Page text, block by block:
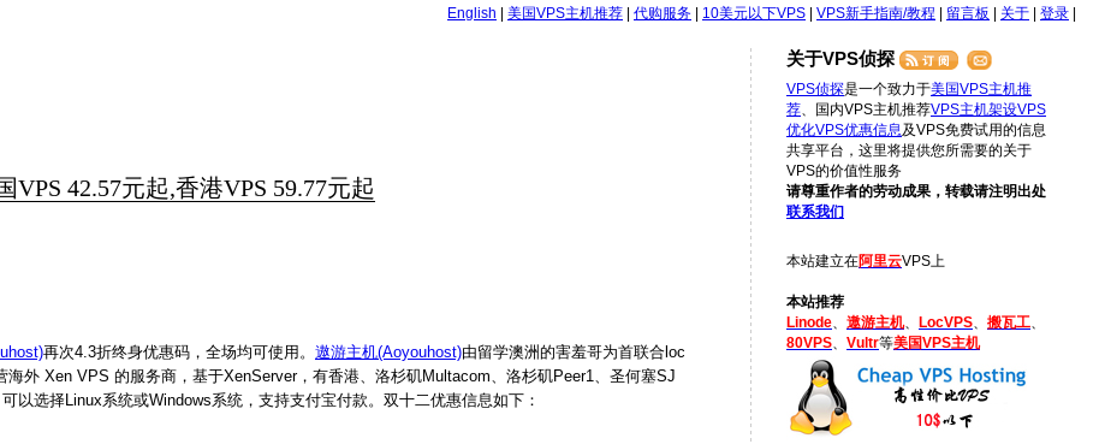
English 美国VPS主机推荐 代购服务 10美元以下VPS VPS新手指南/教程 留言板 关于 登录
42.57元起,香港VPS 59.77元起
再次4.3折终身优惠码，全场均可使用。 遨游主机(Aoyouhost)由留学澳洲的害羞哥为首联合loc
外 Xen VPS 的服务商，基于XenServer，有香港、洛杉矶Multacom、洛杉矶Peer1、圣何塞SJ
以选择Linux系统或Windows系统，支持支付宝付款。双十二优惠信息如下：
关于VPS侦探
VPS侦探是一个致力于美国VPS主机推
荐 、国内VPS主机推荐VPS主机架设VPS
优化VPS优惠信息 及VPS免费试用的信息
共享平台，这里将提供您所需要的关于
VPS的价值性服务
请尊重作者的劳动成果，转载请注明出处
联系我们
本站建立在阿里云VPS上
本站推荐
Linode
遨游主机、 LocVPS 搬瓦工
80VPS
Vultr等美国VPS主机